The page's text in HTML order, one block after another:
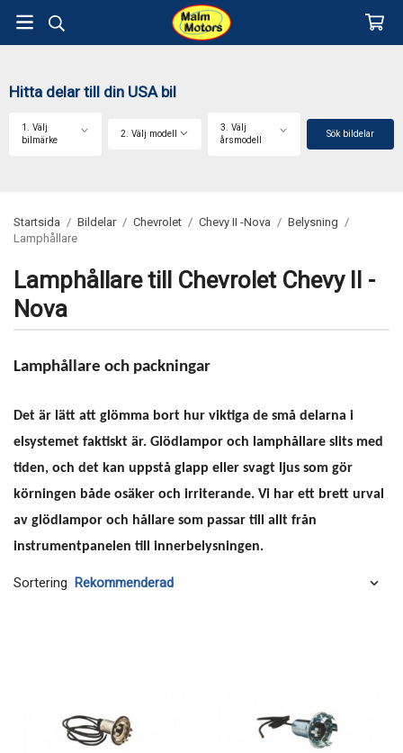
Hitta delar till din USA bil
1. Välj
bilmärke
2. Välj modell
3. Välj
årsmodell
Sök bildelar
Startsida / Bildelar / Chevrolet / Chevy II -Nova / Belysning /
Lamphållare
Lamphållare till Chevrolet Chevy II -
Nova
Lamphållare och packningar
Det är lätt att glömma bort hur viktiga de små delarna i
elsystemet faktiskt är. Glödlampor och lamphållare slits med
tiden, och det kan uppstå glapp eller svagt ljus som gör
körningen både osäker och irriterande. Vi har ett brett urval
av glödlampor och hållare som passar till allt från
instrumentpanelen till innerbelysningen.
Sortering